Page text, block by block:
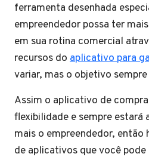
ferramenta desenhada
empreendedor possa ter
em sua rotina comercial
recursos do aplicativo para
variar, mas o objetivo
Assim o aplicativo de
flexibilidade e sempre estará
mais o empreendedor, então
de aplicativos que você